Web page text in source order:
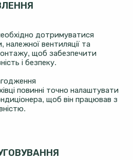
дотримуватися
належної вентиляції та
щоб забезпечити
і безпеку.
повинні точно налаштувати
щоб він працював з